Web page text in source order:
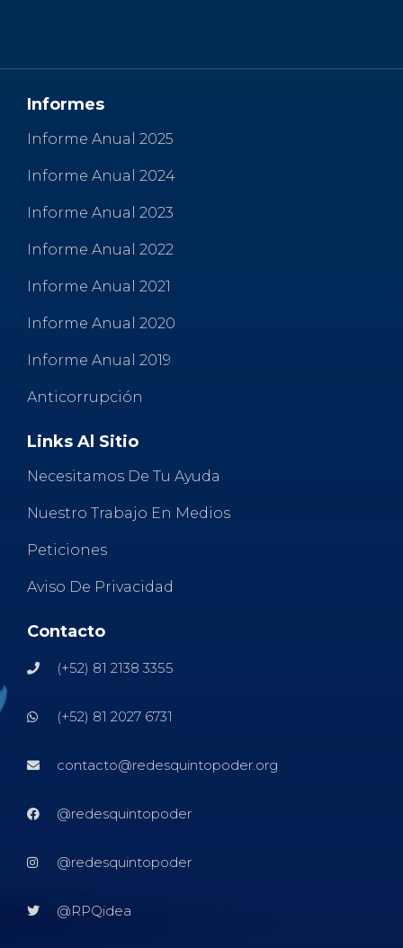
Informes
Informe Anual 2025
Informe Anual 2024
Informe Anual 2023
Informe Anual 2022
Informe Anual 2021
Informe Anual 2020
Informe Anual 2019
Anticorrupción
Links Al Sitio
Necesitamos De Tu Ayuda
Nuestro Trabajo En Medios
Peticiones
Aviso De Privacidad
Contacto
(+52) 81 2138 3355
(+52) 81 2027 6731
contacto@redesquintopoder.org
@redesquintopoder
@redesquintopoder
@RPQidea